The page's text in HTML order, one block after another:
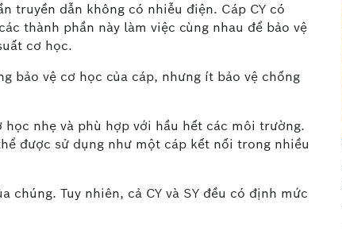
truyền dẫn không có nhiễu điện. Cáp CY có
thành phần này làm việc cùng nhau để bảo vệ
cơ học.
bảo vệ cơ học của cáp, nhưng ít bảo vệ chống
nhẹ và phù hợp với hầu hết các môi trường.
được sử dụng như một cáp kết nối trong nhiều
chúng. Tuy nhiên, cả CY và SY đều có định mức